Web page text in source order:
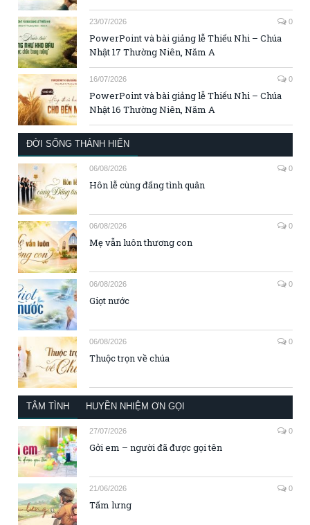
23/07/2026 0
PowerPoint và bài giảng lễ Thiếu Nhi – Chúa
Nhật 17 Thường Niên, Năm A
16/07/2026 0
PowerPoint và bài giảng lễ Thiếu Nhi – Chúa
Nhật 16 Thường Niên, Năm A
ĐỜI SỐNG THÁNH HIẾN
06/08/2026 0
Hôn lễ cùng đấng tình quân
06/08/2026 0
Mẹ vẫn luôn thương con
06/08/2026 0
Giọt nước
06/08/2026 0
Thuộc trọn về chúa
TÂM TÌNH HUYỀN NHIỆM ƠN GỌI
27/07/2026 0
Gởi em – người đã được gọi tên
21/06/2026 0
Tấm lưng